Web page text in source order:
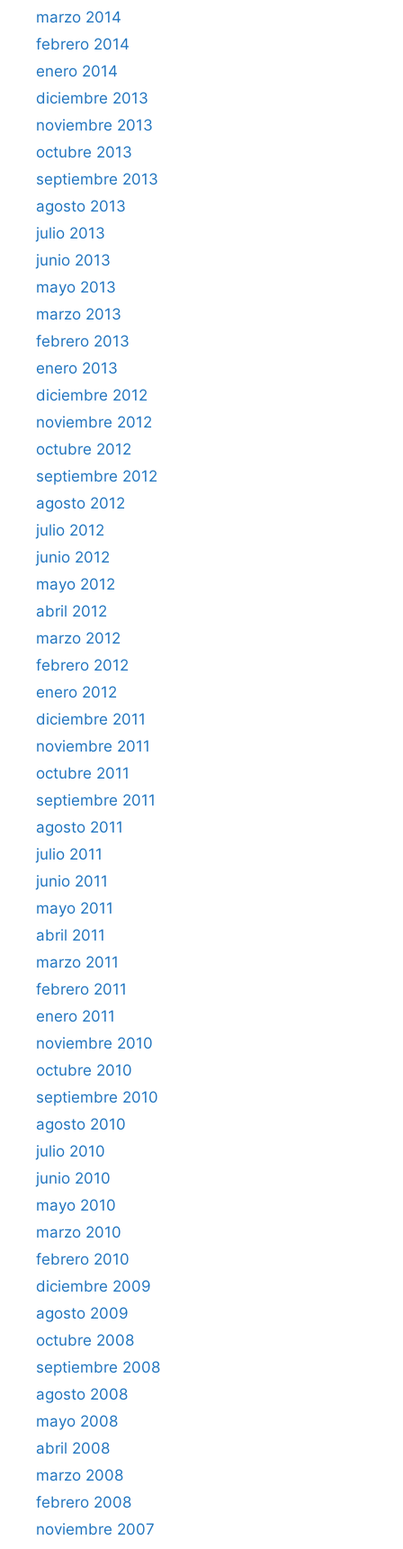
marzo 2014
febrero 2014
enero 2014
diciembre 2013
noviembre 2013
octubre 2013
septiembre 2013
agosto 2013
julio 2013
junio 2013
mayo 2013
marzo 2013
febrero 2013
enero 2013
diciembre 2012
noviembre 2012
octubre 2012
septiembre 2012
agosto 2012
julio 2012
junio 2012
mayo 2012
abril 2012
marzo 2012
febrero 2012
enero 2012
diciembre 2011
noviembre 2011
octubre 2011
septiembre 2011
agosto 2011
julio 2011
junio 2011
mayo 2011
abril 2011
marzo 2011
febrero 2011
enero 2011
noviembre 2010
octubre 2010
septiembre 2010
agosto 2010
julio 2010
junio 2010
mayo 2010
marzo 2010
febrero 2010
diciembre 2009
agosto 2009
octubre 2008
septiembre 2008
agosto 2008
mayo 2008
abril 2008
marzo 2008
febrero 2008
noviembre 2007